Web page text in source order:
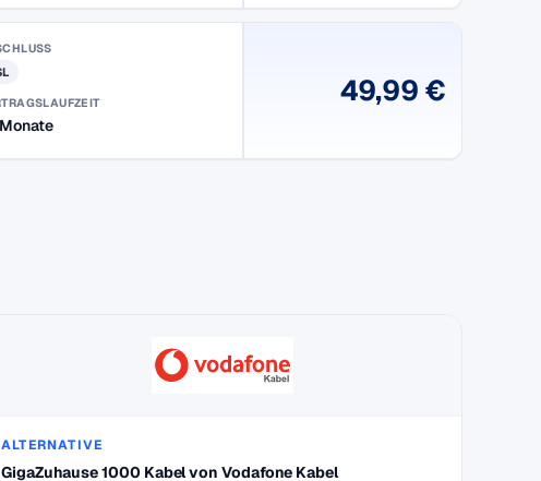
49,99 €
ALTERNATIVE
GigaZuhause 1000 Kabel von Vodafone Kabel